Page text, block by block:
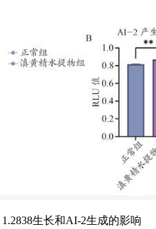
生长和AI-2生成的影响